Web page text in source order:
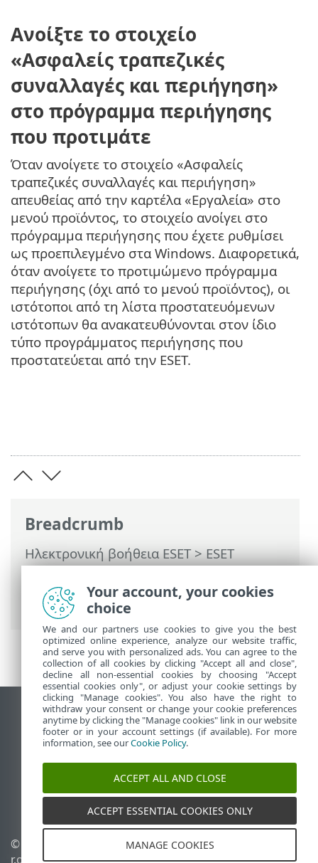
Breadcrumb
Ηλεκτρονική βοήθεια ESET>ESET
Glossary>Τεχνολογίες ESET > Προστασία
τραπεζικών συναλλαγών και
ηλεκτρονικών πληρωμών
Ανοίξτε το στοιχείο
«Ασφαλείς τραπεζικές
συναλλαγές και περιήγηση»
στο πρόγραμμα περιήγησης
που προτιμάτε
Όταν ανοίγετε το στοιχείο «Ασφαλείς
τραπεζικές συναλλαγές και περιήγηση»
απευθείας από την καρτέλα «Εργαλεία» στο
μενού προϊόντος, το στοιχείο ανοίγει στο
πρόγραμμα περιήγησης που έχετε ρυθμίσει
ως προεπιλεγμένο στα Windows. Διαφορετικά,
όταν ανοίγετε το προτιμώμενο πρόγραμμα
περιήγησης (όχι από το μενού προϊόντος), οι
ιστότοποι από τη λίστα προστατευόμενων
ιστότοπων θα ανακατευθύνονται στον ίδιο
τύπο προγράμματος περιήγησης που
προστατεύεται από την ESET.
Προβολή ιστότοπου επιφάνειας εργασίας
End of Life
Γνωσιακή βάση ESET
Ομάδα συζήτησης ESET
ESET Status Portal
Τοπική υποστήριξη
© 1992 - 2026 ESET, spol. s
r.o. - Με την επιφύλαξη
Διαχείριση cookies
Πολιτική cookie
Your account, your cookies
choice
We and our partners use cookies to give you the best
optimized online experience, analyze our website traffic,
and serve you with personalized ads. You can agree to the
collection of all cookies by clicking "Accept all and close",
decline all non-essential cookies by choosing "Accept
essential cookies only", or adjust your cookie settings by
clicking "Manage cookies". You also have the right to
withdraw your consent or change your cookie preferences
anytime by clicking the "Manage cookies" link in our website
footer or in your account settings (if available). For more
information, see ourCookie Policy.
ACCEPT ALL AND CLOSE
ACCEPT ESSENTIAL COOKIES ONLY
MANAGE COOKIES